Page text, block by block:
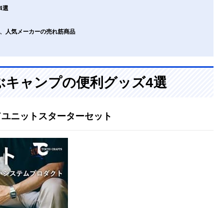
選
人気メーカーの売れ筋商品
キャンプの便利グッズ4選
ニットスターターセット